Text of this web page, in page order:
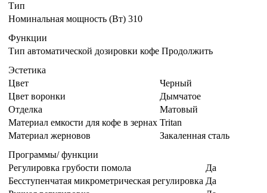
Тип
Номинальная мощность (Вт) 310
Функции
Тип автоматической дозировки кофе Продолжить
Эстетика
Цвет
Черный
Цвет воронки
Дымчатое
Отделка
Матовый
Материал емкости для кофе в зернах Tritan
Материал жерновов
Закаленная сталь
Программы/ функции
Регулировка грубости помола
Да
Бесступенчатая микрометрическая регулировка Да